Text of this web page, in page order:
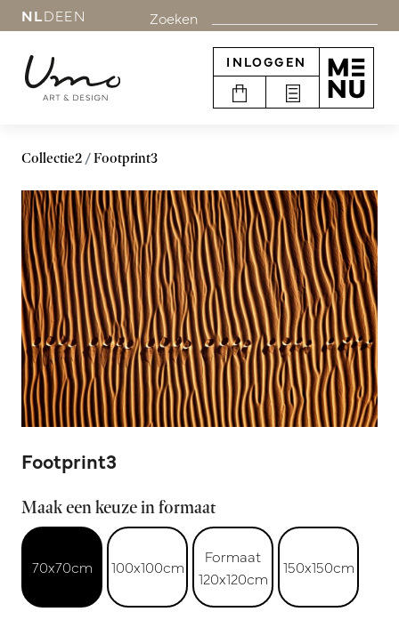
NLDEEN Zoeken
INLOGGEN
Collectie2 Footprint3
Footprint3
Maak een keuze in formaat
70x70cm 100x100cm
Formaat
120x120cm
150x150cm